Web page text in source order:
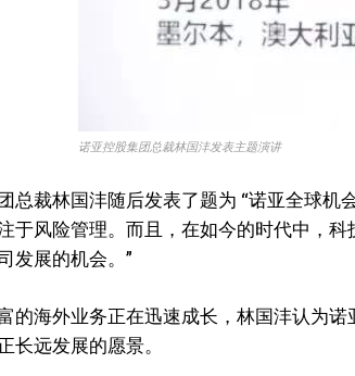
诺亚控股集团总裁林国沣发表主题演讲
总裁林国沣随后发表了题为 “诺亚全球
于风险管理。而且，在如今的时代中，
发展的机会。”
的海外业务正在迅速成长，林国沣认为
长远发展的愿景。